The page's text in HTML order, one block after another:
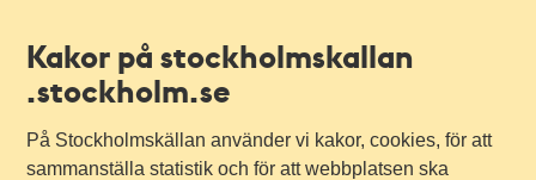
Kakor på stockholmskallan
.stockholm.se
På Stockholmskällan använder vi kakor, cookies, för att
sammanställa statistik och för att webbplatsen ska